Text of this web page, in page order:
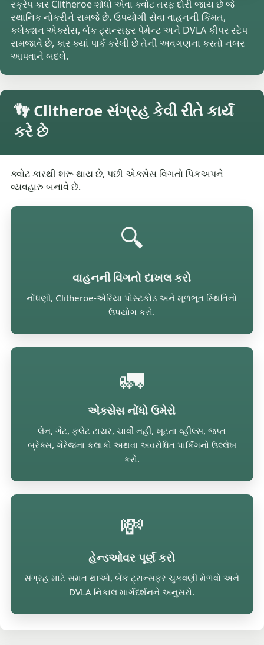
સ્ક્રેપ કાર Clitheroe શોધો એવા ક્વોટ તરફ દોરી જાય છે જે
સ્થાનિક નોકરીને સમજે છે. ઉપયોગી સેવા વાહનની કિંમત,
કલેક્શન એક્સેસ, બેંક ટ્રાન્સફર પેમેન્ટ અને DVLA કીપર સ્ટેપ
સમજાવે છે, કાર ક્યાં પાર્ક કરેલી છે તેની અવગણના કરતો નંબર
આપવાને બદલે.
👣 Clitheroe સંગ્રહ કેવી રીતે કાર્ય
કરે છે
ક્વોટ કારથી શરૂ થાય છે, પછી એક્સેસ વિગતો પિકઅપને
વ્યવહારુ બનાવે છે.
🔍
વાહનની વિગતો દાખલ કરો
નોંધણી, Clitheroe-એરિયા પોસ્ટકોડ અને મૂળભૂત સ્થિતિનો
ઉપયોગ કરો.
🚛
એક્સેસ નોંધો ઉમેરો
લેન, ગેટ, ફ્લેટ ટાયર, ચાવી નહીં, ખૂટતા વ્હીલ્સ, જપ્ત
બ્રેક્સ, ગેરેજના કલાકો અથવા અવરોધિત પાર્કિંગનો ઉલ્લેખ
કરો.
💸
હેન્ડઓવર પૂર્ણ કરો
સંગ્રહ માટે સંમત થાઓ, બેંક ટ્રાન્સફર ચુકવણી મેળવો અને
DVLA નિકાલ માર્ગદર્શનને અનુસરો.